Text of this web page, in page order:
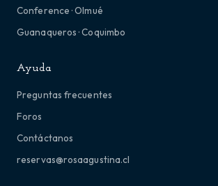
Conference · Olmué
Guanaqueros · Coquimbo
Ayuda
Preguntas frecuentes
Foros
Contáctanos
reservas@rosaagustina.cl